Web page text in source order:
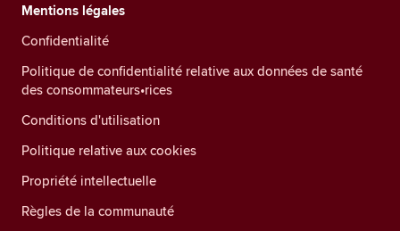
Mentions légales
Confidentialité
Politique de confidentialité relative aux données de santé
des consommateurs•rices
Conditions d'utilisation
Politique relative aux cookies
Propriété intellectuelle
Règles de la communauté